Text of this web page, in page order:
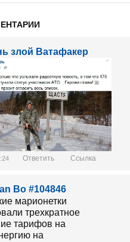
злой Ватафакер
Ответить Ссылка
Bo #104846